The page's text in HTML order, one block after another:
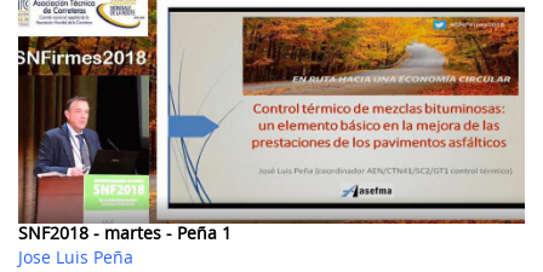
SNF2018 - martes - Peña 1
Jose Luis Peña